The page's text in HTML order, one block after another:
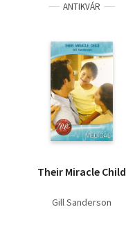
ANTIKVÁR
Their Miracle Child
Gill Sanderson